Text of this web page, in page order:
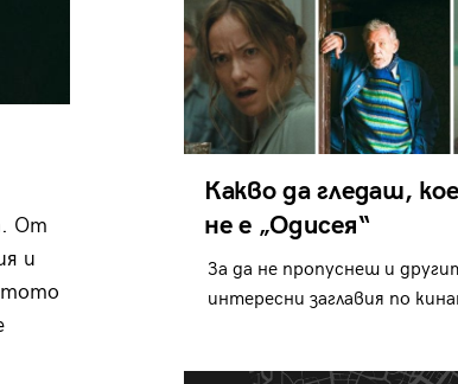
От
и
Какво да гледаш,
не е „Одисея“
За да не пропуснеш и
интересни заглавия по